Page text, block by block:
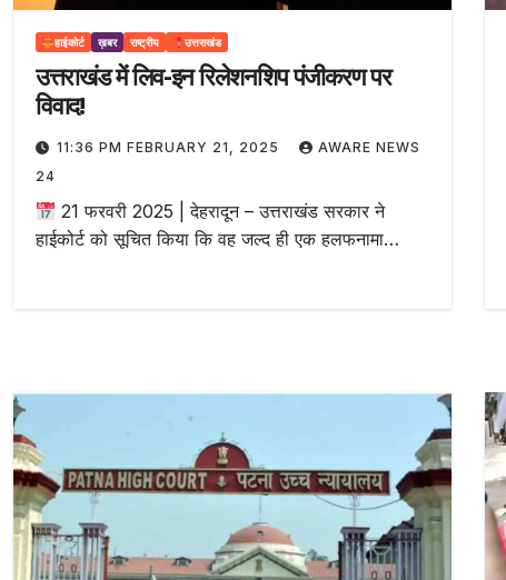
हाईकोर्ट ख़बर राष्ट्रीय उत्तराखंड
उत्तराखंड में लिव-इन रिलेशनशिप पंजीकरण पर
विवाद!
11:36 PM FEBRUARY 21, 2025
AWARE NEWS
24
21 फरवरी 2025 | देहरादून – उत्तराखंड सरकार ने
हाईकोर्ट को सूचित किया कि वह जल्द ही एक हलफनामा…